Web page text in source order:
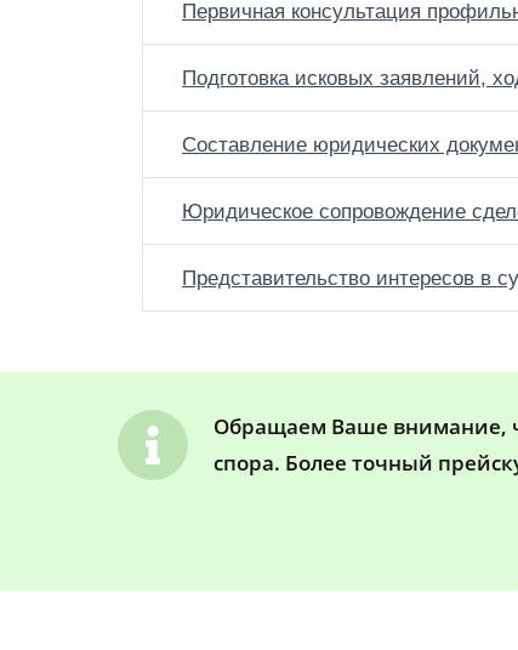
Первичная консультация
Подготовка исковых заявлений,
Составление юридических
Юридическое сопровождение
Представительство интересов в
Обращаем Ваше внимание,
спора. Более точный